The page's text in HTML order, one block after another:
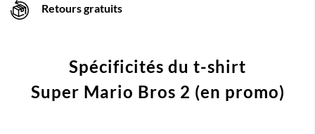
Retours gratuits
Spécificités du t-shirt
Super Mario Bros 2 (en promo)